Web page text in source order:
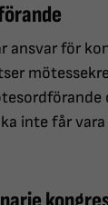
ansvar för
inte får